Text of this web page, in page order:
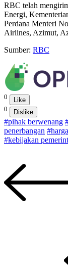
RBC telah
Energi,
Perdana Menteri
Airlines, Azimut,
Sumber: RBC
0
Like
0
Dislike
#pihak berwenang
penerbangan
#kebijakan